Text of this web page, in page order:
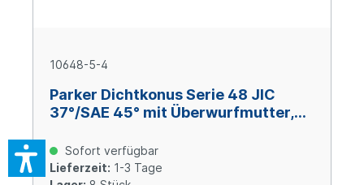
10648-5-4
Parker Dichtkonus Serie 48 JIC
37°/SAE 45° mit Überwurfmutter,
verzinkt Cr(VI)-frei
Sofort verfügbar
Lieferzeit: 1-3 Tage